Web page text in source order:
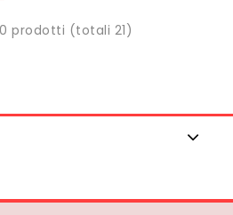
prodotti (totali 21)